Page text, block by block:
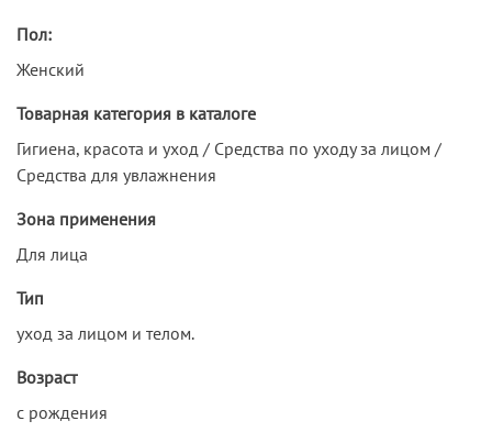
Пол:
Женский
Товарная категория в каталоге
Гигиена, красота и уход / Средства по уходу за лицом /
Средства для увлажнения
Зона применения
Для лица
Тип
уход за лицом и телом.
Возраст
с рождения